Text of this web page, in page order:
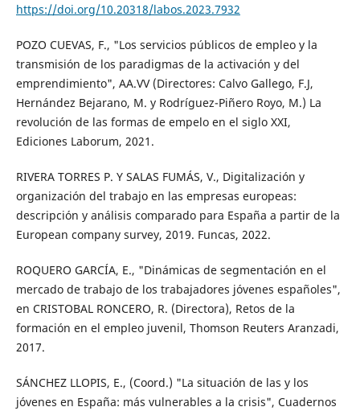
https://doi.org/10.20318/labos.2023.7932
POZO CUEVAS, F., "Los servicios públicos de empleo y la
transmisión de los paradigmas de la activación y del
emprendimiento", AA.VV (Directores: Calvo Gallego, F.J,
Hernández Bejarano, M. y Rodríguez-Piñero Royo, M.) La
revolución de las formas de empelo en el siglo XXI,
Ediciones Laborum, 2021.
RIVERA TORRES P. Y SALAS FUMÁS, V., Digitalización y
organización del trabajo en las empresas europeas:
descripción y análisis comparado para España a partir de la
European company survey, 2019. Funcas, 2022.
ROQUERO GARCÍA, E., "Dinámicas de segmentación en el
mercado de trabajo de los trabajadores jóvenes españoles",
en CRISTOBAL RONCERO, R. (Directora), Retos de la
formación en el empleo juvenil, Thomson Reuters Aranzadi,
2017.
SÁNCHEZ LLOPIS, E., (Coord.) "La situación de las y los
jóvenes en España: más vulnerables a la crisis", Cuadernos